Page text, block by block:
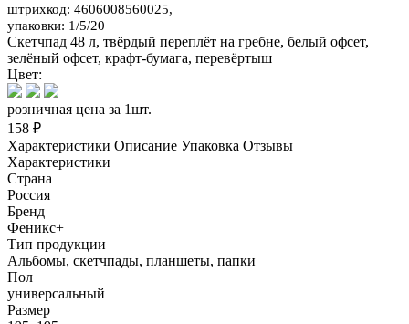
штрихкод: 4606008560025,
упаковки: 1/5/20
Скетчпад 48 л, твёрдый переплёт на гребне, белый офсет,
зелёный офсет, крафт-бумага, перевёртыш
Цвет:
розничная цена за 1шт.
158 ₽
Характеристики Описание Упаковка Отзывы
Характеристики
Страна
Россия
Бренд
Феникс+
Тип продукции
Альбомы, скетчпады, планшеты, папки
Пол
универсальный
Размер